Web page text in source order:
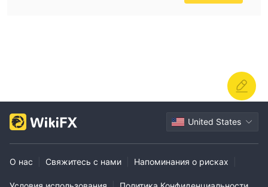
United States
О нас Свяжитесь с нами Напоминания о рисках